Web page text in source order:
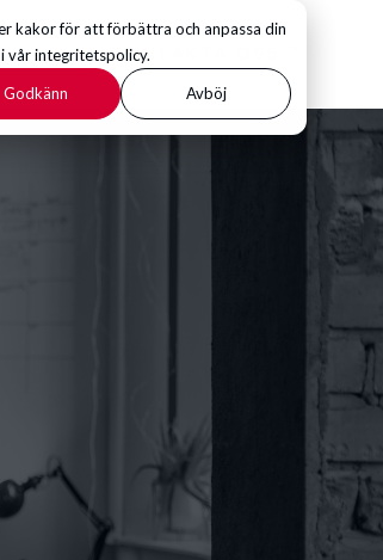
kakor för att förbättra och anpassa din
vår integritetspolicy.
Godkänn Avböj
KONTAKTA OSS